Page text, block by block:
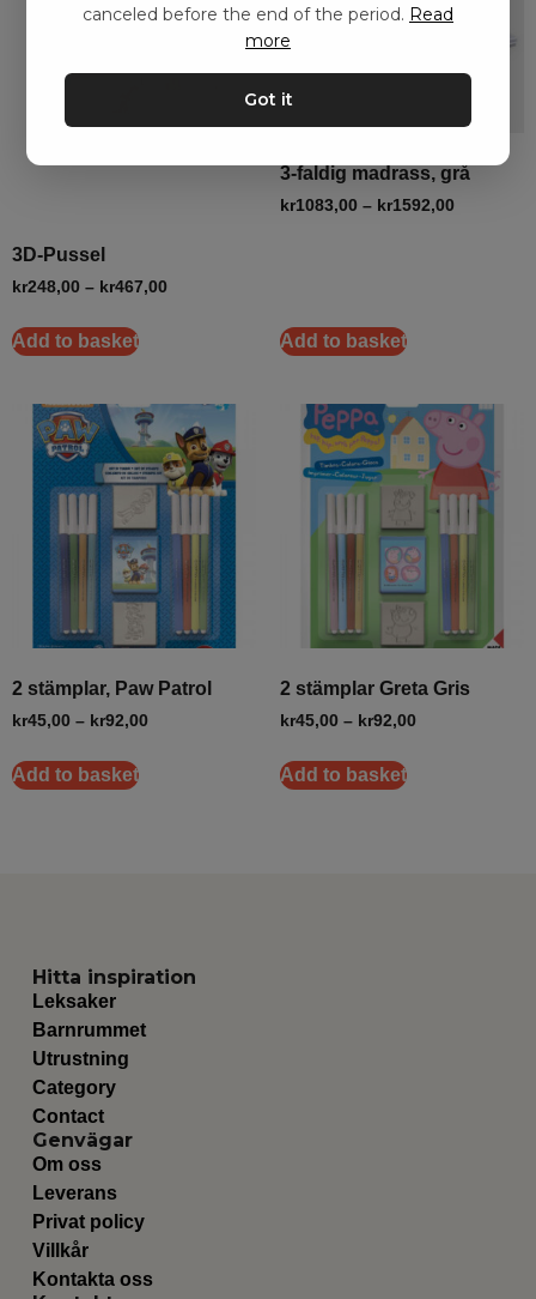
3D-Pussel
kr248,00 – kr467,00
Add to basket
3-faldig madrass, grå
kr1083,00 – kr1592,00
Add to basket
2 stämplar, Paw Patrol
kr45,00 – kr92,00
Add to basket
2 stämplar Greta Gris
kr45,00 – kr92,00
Add to basket
Hitta inspiration
Leksaker
Barnrummet
Utrustning
Category
Contact
Genvägar
Om oss
Leverans
Privat policy
Villkår
Kontakta oss
canceled before the end of the period. Read
more
Got it